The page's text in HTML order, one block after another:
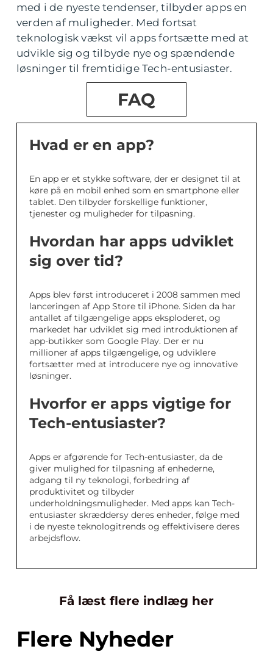
med i de nyeste tendenser, tilbyder apps en
verden af muligheder. Med fortsat
teknologisk vækst vil apps fortsætte med at
udvikle sig og tilbyde nye og spændende
løsninger til fremtidige Tech-entusiaster.
FAQ
Hvad er en app?
En app er et stykke software, der er designet til at
køre på en mobil enhed som en smartphone eller
tablet. Den tilbyder forskellige funktioner,
tjenester og muligheder for tilpasning.
Hvordan har apps udviklet
sig over tid?
Apps blev først introduceret i 2008 sammen med
lanceringen af App Store til iPhone. Siden da har
antallet af tilgængelige apps eksploderet, og
markedet har udviklet sig med introduktionen af
app-butikker som Google Play. Der er nu
millioner af apps tilgængelige, og udviklere
fortsætter med at introducere nye og innovative
løsninger.
Hvorfor er apps vigtige for
Tech-entusiaster?
Apps er afgørende for Tech-entusiaster, da de
giver mulighed for tilpasning af enhederne,
adgang til ny teknologi, forbedring af
produktivitet og tilbyder
underholdningsmuligheder. Med apps kan Tech-
entusiaster skræddersy deres enheder, følge med
i de nyeste teknologitrends og effektivisere deres
arbejdsflow.
Få læst flere indlæg her
Flere Nyheder